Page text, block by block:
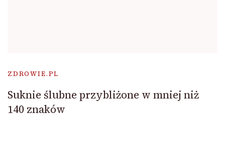
ZDROWIE.PL
Suknie ślubne przybliżone w mniej niż
140 znaków